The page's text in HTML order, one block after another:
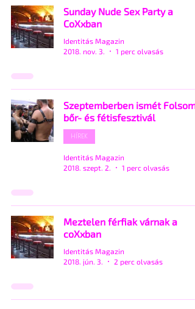
Sunday Nude Sex Party a
CoXxban
Identitás Magazin
2018. nov. 3.
1 perc olvasás
Szeptemberben ismét Folsom
bőr- és fétisfesztivál
HÍREK
Identitás Magazin
2018. szept. 2.
1 perc olvasás
Meztelen férfiak várnak a
coXxban
Identitás Magazin
2018. jún. 3.
2 perc olvasás